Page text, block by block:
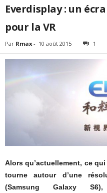
Everdisplay : un
pour la VR
Par Rmax - 10 août 2015 1
Alors qu’actuellement, ce
tourne autour d’une
(Samsung Galaxy